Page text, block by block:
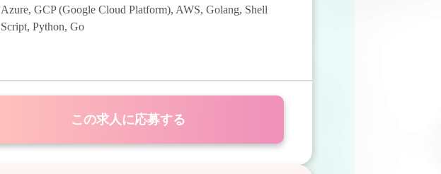
Azure, GCP (Google Cloud Platform), AWS, Golang, Shell
Script, Python, Go
この求人に応募する